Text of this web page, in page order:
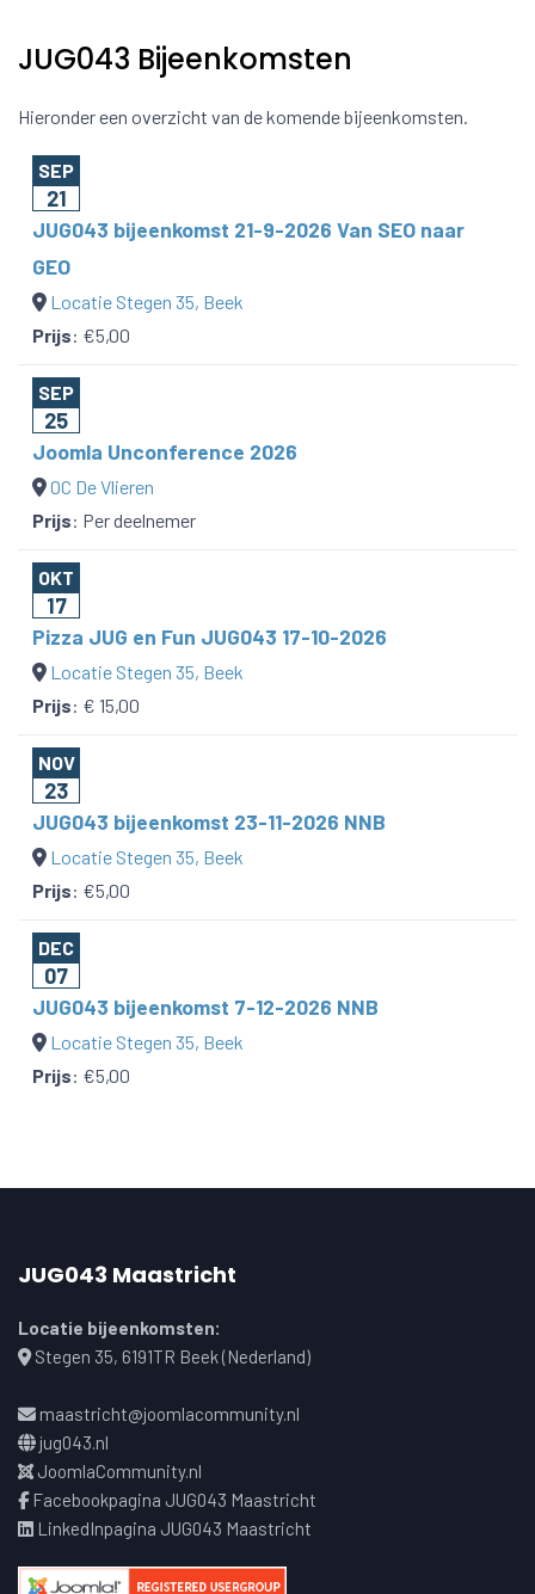
JUG043 Bijeenkomsten
Hieronder een overzicht van de komende bijeenkomsten.
SEP
21
JUG043 bijeenkomst 21-9-2026 Van SEO naar
GEO
Locatie Stegen 35, Beek
Prijs: €5,00
SEP
25
Joomla Unconference 2026
OC De Vlieren
Prijs: Per deelnemer
OKT
17
Pizza JUG en Fun JUG043 17-10-2026
Locatie Stegen 35, Beek
Prijs: € 15,00
NOV
23
JUG043 bijeenkomst 23-11-2026 NNB
Locatie Stegen 35, Beek
Prijs: €5,00
DEC
07
JUG043 bijeenkomst 7-12-2026 NNB
Locatie Stegen 35, Beek
Prijs: €5,00
JUG043 Maastricht
Locatie bijeenkomsten:
Stegen 35, 6191TR Beek (Nederland)
maastricht@joomlacommunity.nl
jug043.nl
JoomlaCommunity.nl
Facebookpagina JUG043 Maastricht
LinkedInpagina JUG043 Maastricht